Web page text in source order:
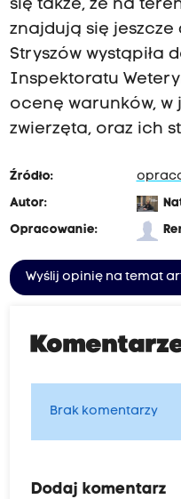
się także, że na
znajdują się jeszcze
Stryszów wystąpiła
Inspektoratu
ocenę warunków,
zwierzęta, oraz ich
Źródło:
Autor:
Opracowanie:
Wyślij opinię na temat
Brak komentarzy
Dodaj komentarz